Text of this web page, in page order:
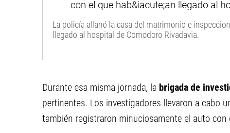
La policía allanó la casa del matrimonio e
llegado al hospital de Comodoro Rivadavia.
Durante esa misma jornada, la brigada de
pertinentes. Los investigadores llevaron a cabo
también registraron minuciosamente el auto